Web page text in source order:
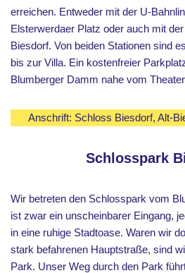
erreichen. Entweder mit der U-
Elsterwerdaer Platz oder auch mit
Biesdorf. Von beiden Stationen sind
bis zur Villa. Ein kostenfreier
Blumberger Damm nahe vom
Anschrift: Schloss Biesdorf, Alt-
Schlosspark
Wir betreten den Schlosspark vom
ist zwar ein unscheinbarer Eingang,
in eine ruhige Stadtoase. Waren wir
stark befahrenen Hauptstraße, sind
Park. Unser Weg durch den Park